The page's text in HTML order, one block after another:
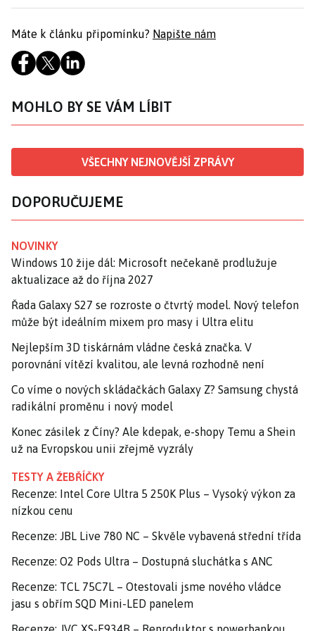
Máte k článku připomínku? Napište nám
MOHLO BY SE VÁM LÍBIT
VŠECHNY NEJNOVĚJŠÍ ZPRÁVY
DOPORUČUJEME
NOVINKY
Windows 10 žije dál: Microsoft nečekaně prodlužuje
aktualizace až do října 2027
Řada Galaxy S27 se rozroste o čtvrtý model. Nový telefon
může být ideálním mixem pro masy i Ultra elitu
Nejlepším 3D tiskárnám vládne česká značka. V
porovnání vítězí kvalitou, ale levná rozhodně není
Co víme o nových skládačkách Galaxy Z? Samsung chystá
radikální proměnu i nový model
Konec zásilek z Číny? Ale kdepak, e-shopy Temu a Shein
už na Evropskou unii zřejmě vyzrály
TESTY A ŽEBŘÍČKY
Recenze: Intel Core Ultra 5 250K Plus – Vysoký výkon za
nízkou cenu
Recenze: JBL Live 780 NC – Skvěle vybavená střední třída
Recenze: O2 Pods Ultra – Dostupná sluchátka s ANC
Recenze: TCL 75C7L – Otestovali jsme nového vládce
jasu s obřím SQD Mini-LED panelem